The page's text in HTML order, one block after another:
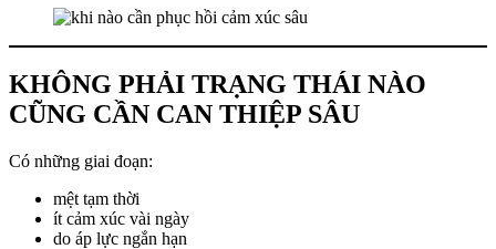
KHÔNG PHẢI TRẠNG THÁI NÀO
CŨNG CẦN CAN THIỆP SÂU
Có những giai đoạn:
mệt tạm thời
ít cảm xúc vài ngày
do áp lực ngắn hạn